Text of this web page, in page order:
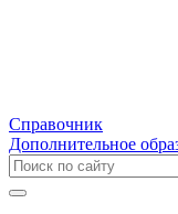
Справочник
Дополнительное